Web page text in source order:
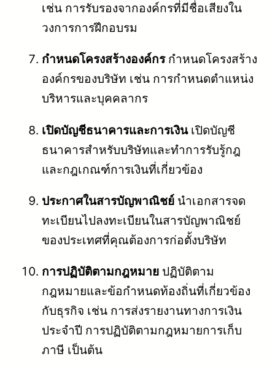
เช่น การรับรองจากองค์กรที่มีชื่อเสียงใน
วงการการฝึกอบรม
กำหนดโครงสร้างองค์กรกำหนดโครงสร้าง
องค์กรของบริษัท เช่น การกำหนดตำแหน่ง
บริหารและบุคคลากร
เปิดบัญชีธนาคารและการเงินเปิดบัญชี
ธนาคารสำหรับบริษัทและทำการรับรู้กฎ
และกฎเกณฑ์การเงินที่เกี่ยวข้อง
ประกาศในสารบัญพาณิชย์ นำเอกสารจด
ทะเบียนไปลงทะเบียนในสารบัญพาณิชย์
ของประเทศที่คุณต้องการก่อตั้งบริษัท
การปฏิบัติตามกฎหมาย ปฏิบัติตาม
กฎหมายและข้อกำหนดท้องถิ่นที่เกี่ยวข้อง
กับธุรกิจ เช่น การส่งรายงานทางการเงิน
ประจำปี การปฏิบัติตามกฎหมายการเก็บ
ภาษี เป็นต้น